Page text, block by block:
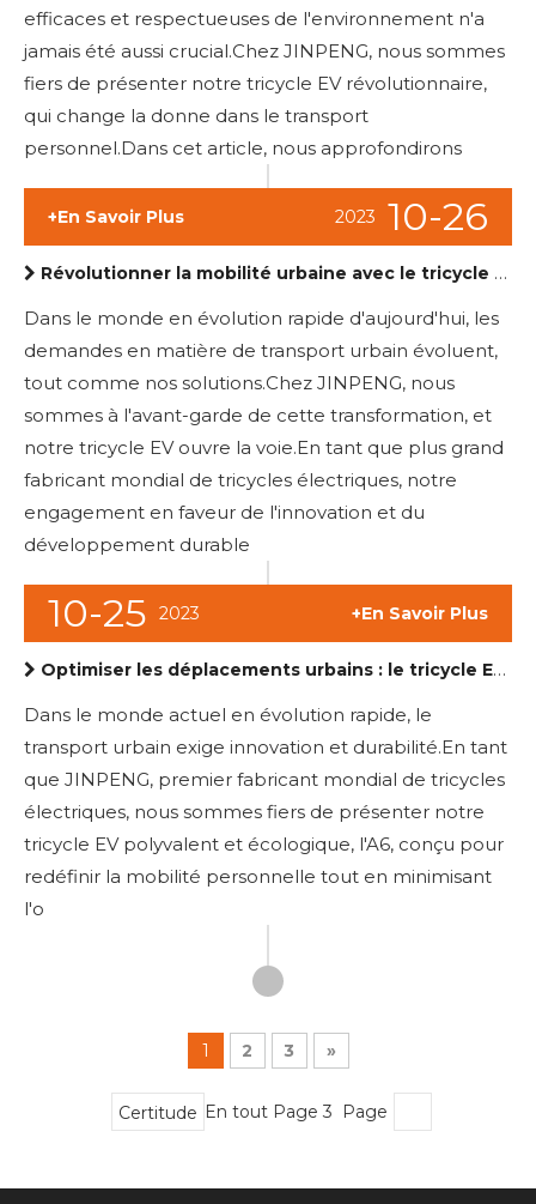
efficaces et respectueuses de l'environnement n'a
jamais été aussi crucial.Chez JINPENG, nous sommes
fiers de présenter notre tricycle EV révolutionnaire,
qui change la donne dans le transport
personnel.Dans cet article, nous approfondirons
10-26
2023
+En Savoir Plus
Révolutionner la mobilité urbaine avec le tricycle EV de JINPENG
Dans le monde en évolution rapide d'aujourd'hui, les
demandes en matière de transport urbain évoluent,
tout comme nos solutions.Chez JINPENG, nous
sommes à l'avant-garde de cette transformation, et
notre tricycle EV ouvre la voie.En tant que plus grand
fabricant mondial de tricycles électriques, notre
engagement en faveur de l'innovation et du
développement durable
10-25 2023 +En Savoir Plus
Optimiser les déplacements urbains : le tricycle EV de JINPENG
Dans le monde actuel en évolution rapide, le
transport urbain exige innovation et durabilité.En tant
que JINPENG, premier fabricant mondial de tricycles
électriques, nous sommes fiers de présenter notre
tricycle EV polyvalent et écologique, l'A6, conçu pour
redéfinir la mobilité personnelle tout en minimisant
l'o
1 2 3 »
En tout Page 3 Page
Certitude